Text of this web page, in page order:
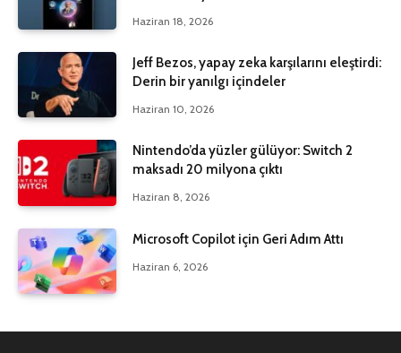
Haziran 18, 2026
Jeff Bezos, yapay zeka karşılarını eleştirdi:
Derin bir yanılgı içindeler
Haziran 10, 2026
Nintendo’da yüzler gülüyor: Switch 2
maksadı 20 milyona çıktı
Haziran 8, 2026
Microsoft Copilot için Geri Adım Attı
Haziran 6, 2026